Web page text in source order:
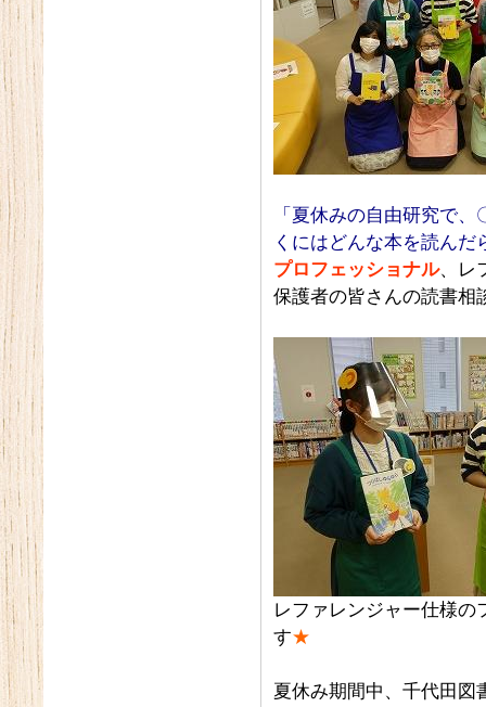
「夏休みの自由研究で
くにはどんな本を読んだ
プロフェッショナル、レ
保護者の皆さんの読書相
レファレンジャー仕様の
す★
夏休み期間中、千代田図